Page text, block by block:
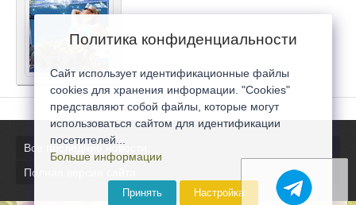
Все последние новости
Полная версия сайта
Политика конфиденциальности
Сайт использует идентификационные файлы
cookies для хранения информации. "Cookies"
представляют собой файлы, которые могут
использоваться сайтом для идентификации
посетителей...
Больше информации
Принять Настройка